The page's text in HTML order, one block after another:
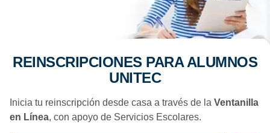
REINSCRIPCIONES PARA ALUMNOS
UNITEC
Inicia tu reinscripción desde casa a través de la Ventanilla
en Línea, con apoyo de Servicios Escolares.